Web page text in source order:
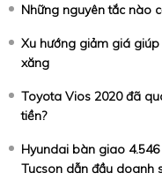
Những nguyên tắc nào
Xu hướng giảm giá
xăng
Toyota Vios 2020 đã
tiền?
Hyundai bàn giao
Tucson dẫn đầu doanh